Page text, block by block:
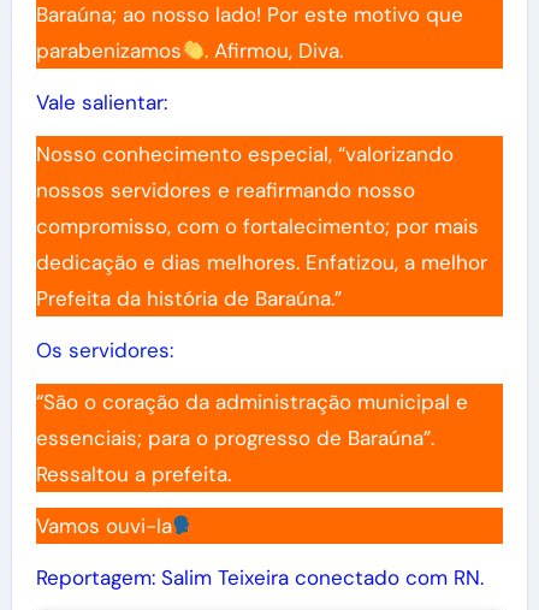
Baraúna; ao nosso lado! Por este motivo que
parabenizamos
. Afirmou, Diva.
Vale salientar:
Nosso conhecimento especial, “valorizando
nossos servidores e reafirmando nosso
compromisso, com o fortalecimento; por mais
dedicação e dias melhores. Enfatizou, a melhor
Prefeita da história de Baraúna.”
Os servidores:
“São o coração da administração municipal e
essenciais; para o progresso de Baraúna”.
Ressaltou a prefeita.
Vamos ouvi-la
Reportagem: Salim Teixeira conectado com RN.